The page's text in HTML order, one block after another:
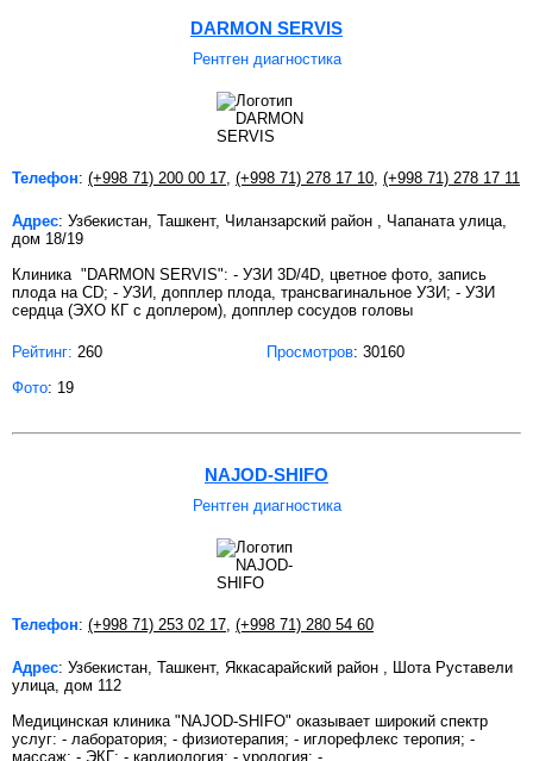
DARMON SERVIS
Рентген диагностика
Телефон: (+998 71) 200 00 17 (+998 71) 278 17 10 (+998 71) 278 17 11
Адрес: Узбекистан, Ташкент, Чиланзарский район , Чапаната улица,
дом 18/19
Клиника "DARMON SERVIS": - УЗИ 3D/4D, цветное фото, запись
плода на CD; - УЗИ, допплер плода, трансвагинальное УЗИ; - УЗИ
сердца (ЭХО КГ с доплером), допплер сосудов головы
Рейтинг: 260 Просмотров: 30160
Фото: 19
NAJOD-SHIFO
Рентген диагностика
Телефон: (+998 71) 253 02 17 (+998 71) 280 54 60
Адрес: Узбекистан, Ташкент, Яккасарайский район , Шота Руставели
улица, дом 112
Медицинская клиника "NAJOD-SHIFO" оказывает широкий спектр
услуг: - лаборатория; - физиотерапия; - иглорефлекс теропия; -
массаж; - ЭКГ; - кардиология; - урология; -